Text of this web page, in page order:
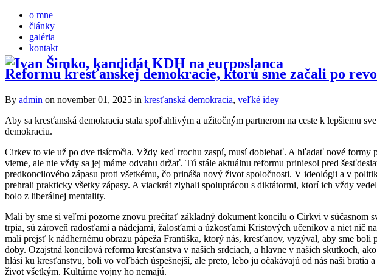
o mne
články
galéria
kontakt
Reformu kresťanskej demokracie, ktorú sme začali po
By admin on november 01, 2025 in kresťanská demokracia, veľké idey
Aby sa kresťanská demokracia stala spoľahlivým a užitočným partnerom na ceste k lepšiemu
demokraciu.
Cirkev to vie už po dve tisícročia. Vždy keď trochu zaspí, musí dobiehať. A hľadať nové formy
vieme, ale nie vždy sa jej máme odvahu držať. Tú stále aktuálnu reformu priniesol pred
predkoncilového zápasu proti všetkému, čo prináša nový život spoločnosti. V ideológii a v
prehrali prakticky všetky zápasy. A viackrát zlyhali spoluprácou s diktátormi, ktorí ich vždy
bolo z liberálnej mentality.
Mali by sme si veľmi pozorne znovu prečítať základný dokument koncilu o Cirkvi v súčasnom
trpia, sú zároveň radosťami a nádejami, žalosťami a úzkosťami Kristových učeníkov a niet nič
mali prejsť k nádhernému obrazu pápeža Františka, ktorý nás, kresťanov, vyzýval, aby sme
doby. Ozajstná koncilová reforma kresťanstva v našich srdciach, a hlavne v našich skutkoch,
hlási ku kresťanstvu, boli vo voľbách úspešnejší, ale preto, lebo ju očakávajú od nás naši bratia
život všetkým. Kultúrne vojny ho nemajú.